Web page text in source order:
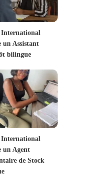
un Assistant
bilingue
International
un Agent
de Stock